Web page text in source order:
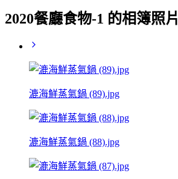
2020餐廳食物-1 的相簿照片
漉海鮮蒸氣鍋 (89).jpg
漉海鮮蒸氣鍋 (88).jpg